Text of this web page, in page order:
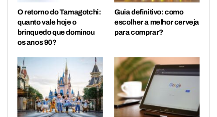
O retorno do Tamagotchi:
quanto vale hoje o
brinquedo que dominou
os anos 90?
Guia definitivo: como
escolher a melhor cerveja
para comprar?